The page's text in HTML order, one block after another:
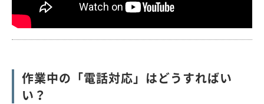
作業中の「電話対応」はどうすればい
い？